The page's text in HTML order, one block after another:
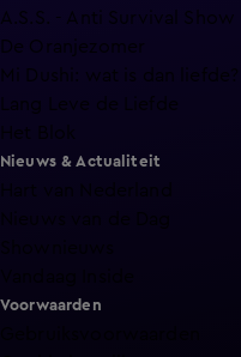
A.S.S. - Anti Survival Show
De Oranjezomer
Mi Dushi: wat is dan liefde?
Lang Leve de Liefde
Het Blok
Nieuws & Actualiteit
Voorwaarden